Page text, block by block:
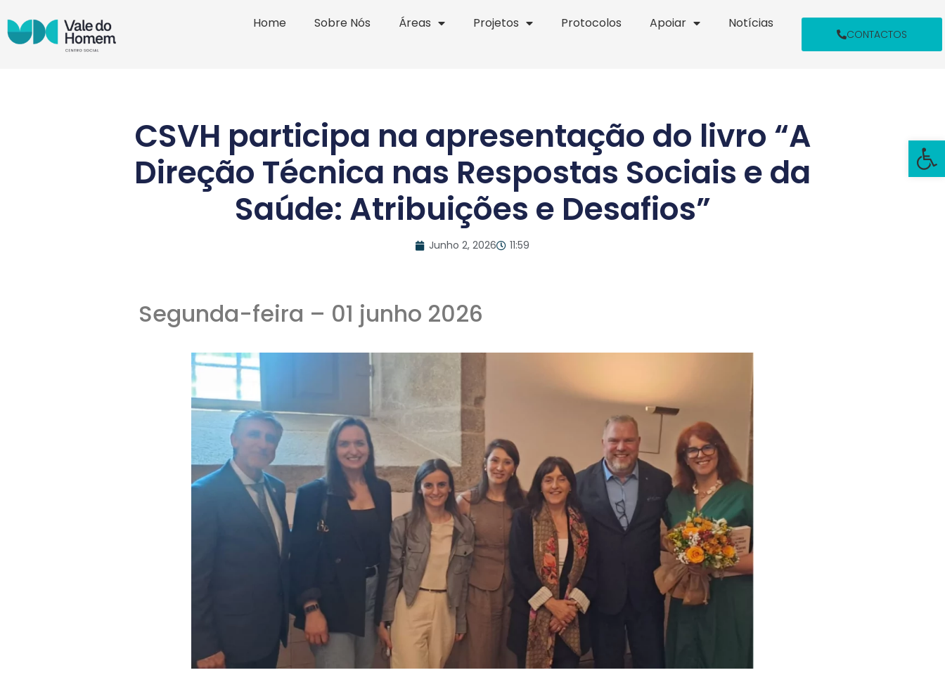
Home Sobre Nós Áreas Projetos Protocolos Apoiar Notícias
CONTACTOS
CSVH participa na apresentação do livro “A
Direção Técnica nas Respostas Sociais e da
Saúde: Atribuições e Desafios”
Junho 2, 2026 11:59
Segunda-feira – 01 junho 2026